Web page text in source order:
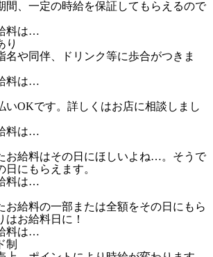
間、一定の時給を保証してもらえるので
料は…
り
名や同伴、ドリンク等に歩合がつきま
料は…
いOKです。詳しくはお店に相談しまし
料は…
お給料はその日にほしいよね…。そうで
日にもらえます。
料は…
お給料の一部または全額をその日にもら
はお給料日に！
料は…
制